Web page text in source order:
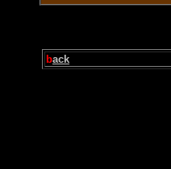
back